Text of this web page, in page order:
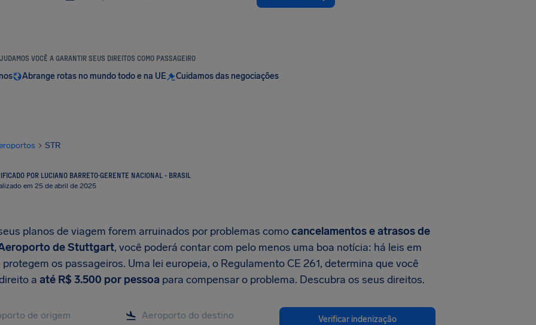
VOCÊ A GARANTIR SEUS DIREITOS COMO PASSAGEIRO
Abrange rotas no mundo todo e na UE Cuidamos das negociações
STR
POR LUCIANO BARRETO·GERENTE NACIONAL - BRASIL
em 25 de abril de 2025
planos de viagem forem arruinados por problemas comocancelamentos e atrasos de
de Stuttgart, você poderá contar com pelo menos uma boa notícia: há leis em
os passageiros. Uma lei europeia, o Regulamento CE 261, determina que você
a até R$ 3.500 por pessoa para compensar o problema. Descubra os seus direitos.
Verificar indenização